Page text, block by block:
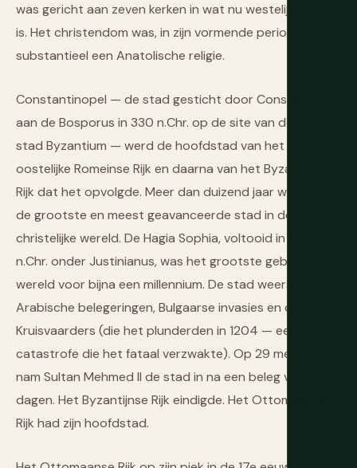
was gericht aan zeven kerken in wat nu westelijk Turkije
is. Het christendom was, in zijn vormende periode,
substantieel een Anatolische religie.
Constantinopel — de stad gesticht door Constantijn
aan de Bosporus in 330 n.Chr. op de site van de Griekse
stad Byzantium — werd de hoofdstad van het
oostelijke Romeinse Rijk en daarna van het Byzantijnse
Rijk dat het opvolgde. Meer dan duizend jaar was het
de grootste en meest geavanceerde stad in de
christelijke wereld. De Hagia Sophia, voltooid in 537
n.Chr. onder Justinianus, was het grootste gebouw ter
wereld voor bijna een millennium. De stad weerstond
Arabische belegeringen, Bulgaarse invasies en de
Kruisvaarders (die het plunderden in 1204 — een
catastrofe die het fataal verzwakte). Op 29 mei 1453
nam Sultan Mehmed II de stad in na een beleg van 53
dagen. Het Byzantijnse Rijk eindigde. Het Ottomaanse
Rijk had zijn hoofdstad.